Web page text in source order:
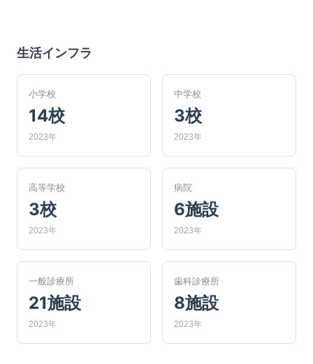
生活インフラ
小学校
14校
2023年
中学校
3校
2023年
高等学校
3校
2023年
病院
6施設
2023年
一般診療所
21施設
2023年
歯科診療所
8施設
2023年